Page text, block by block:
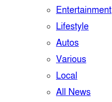
Entertainment
Lifestyle
Autos
Various
Local
All News